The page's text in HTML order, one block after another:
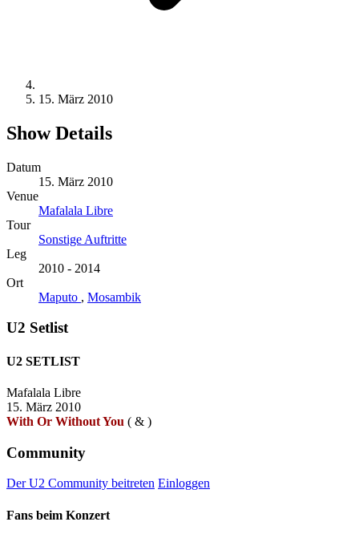
15. März 2010
Show Details
Datum
15. März 2010
Venue
Mafalala Libre
Tour
Sonstige Auftritte
Leg
2010 - 2014
Ort
Maputo , Mosambik
U2 Setlist
U2 SETLIST
Mafalala Libre
15. März 2010
With Or Without You ( & )
Community
Der U2 Community beitreten Einloggen
Fans beim Konzert